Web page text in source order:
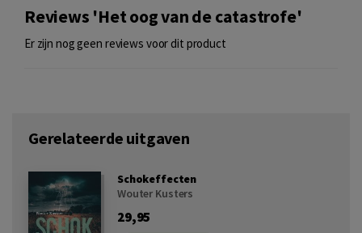
Reviews 'Het oog van de catastrofe'
Er zijn nog geen reviews voor dit product
Gerelateerde uitgaven
Schokeffecten
Wouter Kusters
29,95